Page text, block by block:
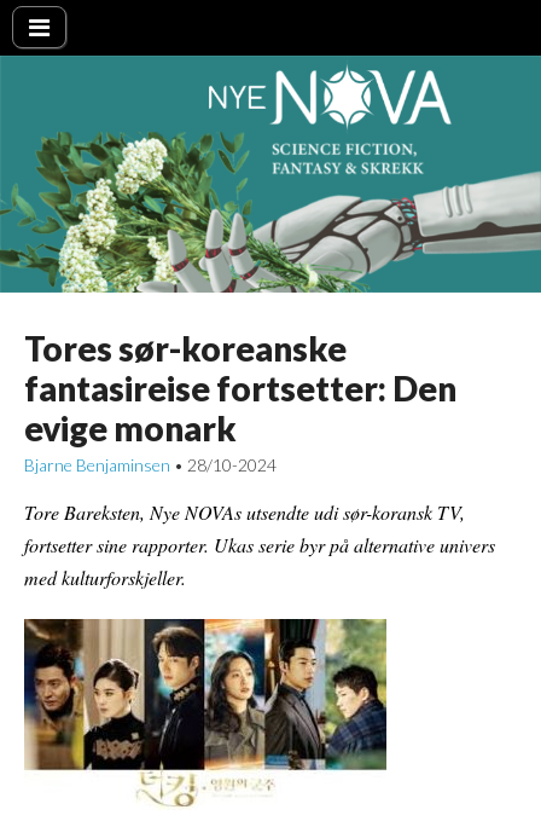
Nye NOVA
Tores sør-koreanske
fantasireise fortsetter: Den
evige monark
Bjarne Benjaminsen • 28/10-2024
Tore Bareksten, Nye NOVAs utsendte udi sør-koransk TV,
fortsetter sine rapporter. Ukas serie byr på alternative univers
med kulturforskjeller.